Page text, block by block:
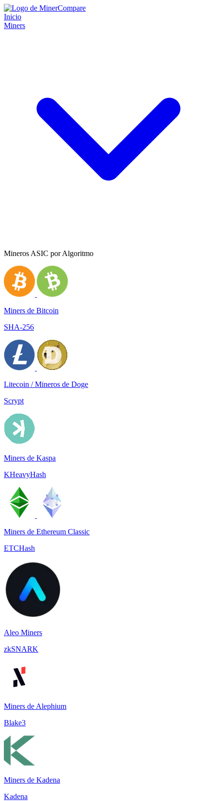
Inicio
Miners
Mineros ASIC por Algoritmo
Miners de Bitcoin
SHA-256
Litecoin / Mineros de Doge
Scrypt
Miners de Kaspa
KHeavyHash
Miners de Ethereum Classic
ETCHash
Aleo Miners
zkSNARK
Miners de Alephium
Blake3
Miners de Kadena
Kadena